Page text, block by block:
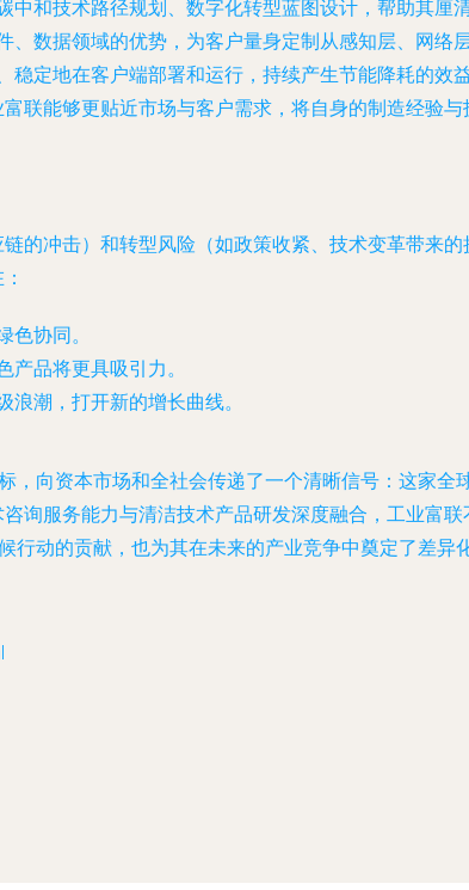
中和技术路径规划、数字化转型蓝图设计，帮助其厘
、数据领域的优势，为客户量身定制从感知层、网络
稳定地在客户端部署和运行，持续产生节能降耗的效益
联能够更贴近市场与客户需求，将自身的制造经验
的冲击）和转型风险（如政策收紧、技术变革带来
色协同。
产品将更具吸引力。
浪潮，打开新的增长曲线。
，向资本市场和全社会传递了一个清晰信号：这家
询服务能力与清洁技术产品研发深度融合，工业富
行动的贡献，也为其在未来的产业竞争中奠定了差异